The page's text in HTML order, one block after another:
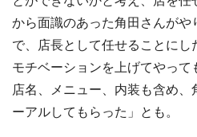
から面識のあった角田さんが
で、店長として任せることに
モチベーションを上げてやって
店名、メニュー、内装も含め、
ーアルしてもらった」とも。